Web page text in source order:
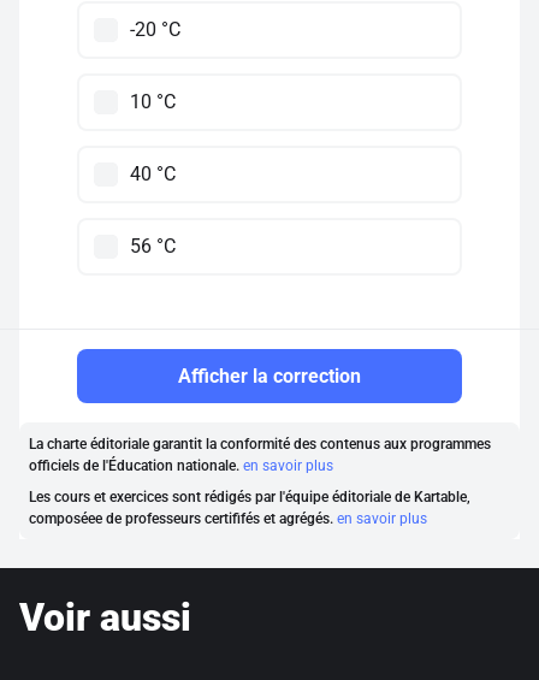
-20 °C
10 °C
40 °C
56 °C
Afficher la correction
La charte éditoriale garantit la conformité des contenus aux programmes
officiels de l'Éducation nationale. en savoir plus
Les cours et exercices sont rédigés par l'équipe éditoriale de Kartable,
composéee de professeurs certififés et agrégés. en savoir plus
Voir aussi